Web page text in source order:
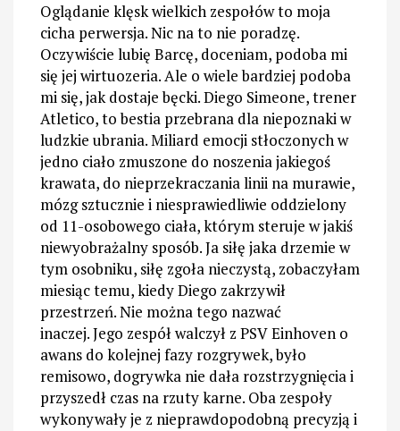
Oglądanie klęsk wielkich zespołów to moja
cicha perwersja. Nic na to nie poradzę.
Oczywiście lubię Barcę, doceniam, podoba mi
się jej wirtuozeria. Ale o wiele bardziej podoba
mi się, jak dostaje bęcki. Diego Simeone, trener
Atletico, to bestia przebrana dla niepoznaki w
ludzkie ubrania. Miliard emocji stłoczonych w
jedno ciało zmuszone do noszenia jakiegoś
krawata, do nieprzekraczania linii na murawie,
mózg sztucznie i niesprawiedliwie oddzielony
od 11-osobowego ciała, którym steruje w jakiś
niewyobrażalny sposób. Ja siłę jaka drzemie w
tym osobniku, siłę zgoła nieczystą, zobaczyłam
miesiąc temu, kiedy Diego zakrzywił
przestrzeń. Nie można tego nazwać
inaczej. Jego zespół walczył z PSV Einhoven o
awans do kolejnej fazy rozgrywek, było
remisowo, dogrywka nie dała rozstrzygnięcia i
przyszedł czas na rzuty karne. Oba zespoły
wykonywały je z nieprawdopodobną precyzją i